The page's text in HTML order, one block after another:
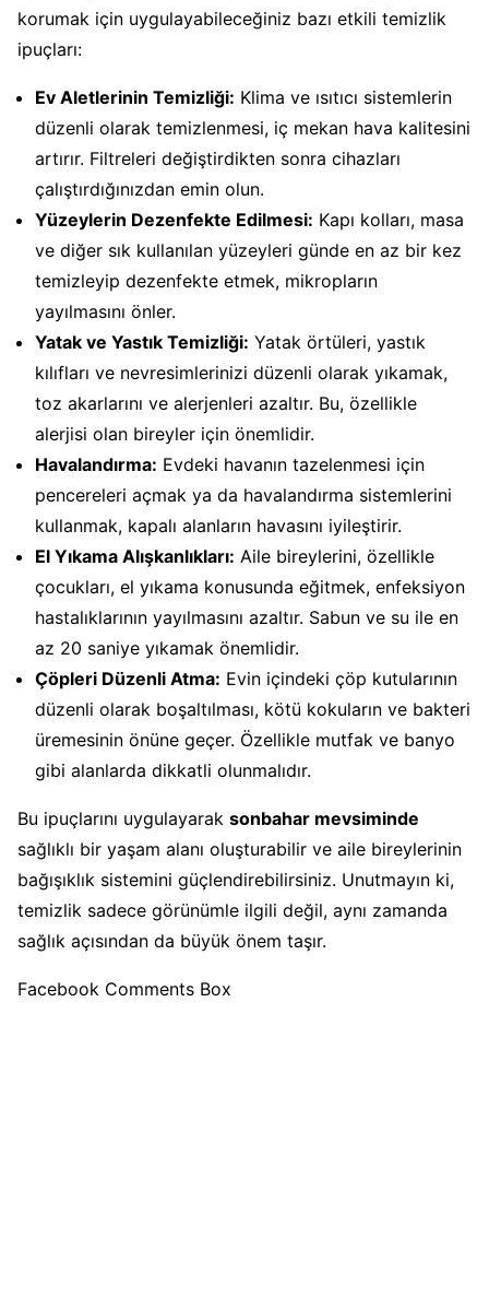
korumak için uygulayabileceğiniz bazı etkili temizlik
ipuçları:
Ev Aletlerinin Temizliği: Klima ve ısıtıcı sistemlerin
düzenli olarak temizlenmesi, iç mekan hava kalitesini
artırır. Filtreleri değiştirdikten sonra cihazları
çalıştırdığınızdan emin olun.
Yüzeylerin Dezenfekte Edilmesi: Kapı kolları, masa
ve diğer sık kullanılan yüzeyleri günde en az bir kez
temizleyip dezenfekte etmek, mikropların
yayılmasını önler.
Yatak ve Yastık Temizliği: Yatak örtüleri, yastık
kılıfları ve nevresimlerinizi düzenli olarak yıkamak,
toz akarlarını ve alerjenleri azaltır. Bu, özellikle
alerjisi olan bireyler için önemlidir.
Havalandırma: Evdeki havanın tazelenmesi için
pencereleri açmak ya da havalandırma sistemlerini
kullanmak, kapalı alanların havasını iyileştirir.
El Yıkama Alışkanlıkları: Aile bireylerini, özellikle
çocukları, el yıkama konusunda eğitmek, enfeksiyon
hastalıklarının yayılmasını azaltır. Sabun ve su ile en
az 20 saniye yıkamak önemlidir.
Çöpleri Düzenli Atma: Evin içindeki çöp kutularının
düzenli olarak boşaltılması, kötü kokuların ve bakteri
üremesinin önüne geçer. Özellikle mutfak ve banyo
gibi alanlarda dikkatli olunmalıdır.
Bu ipuçlarını uygulayarak sonbahar mevsiminde
sağlıklı bir yaşam alanı oluşturabilir ve aile bireylerinin
bağışıklık sistemini güçlendirebilirsiniz. Unutmayın ki,
temizlik sadece görünümle ilgili değil, aynı zamanda
sağlık açısından da büyük önem taşır.
Facebook Comments Box